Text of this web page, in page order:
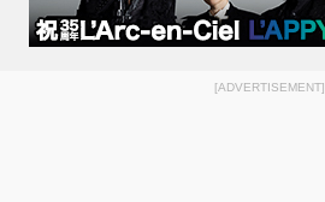
[ADVERTISEMENT]